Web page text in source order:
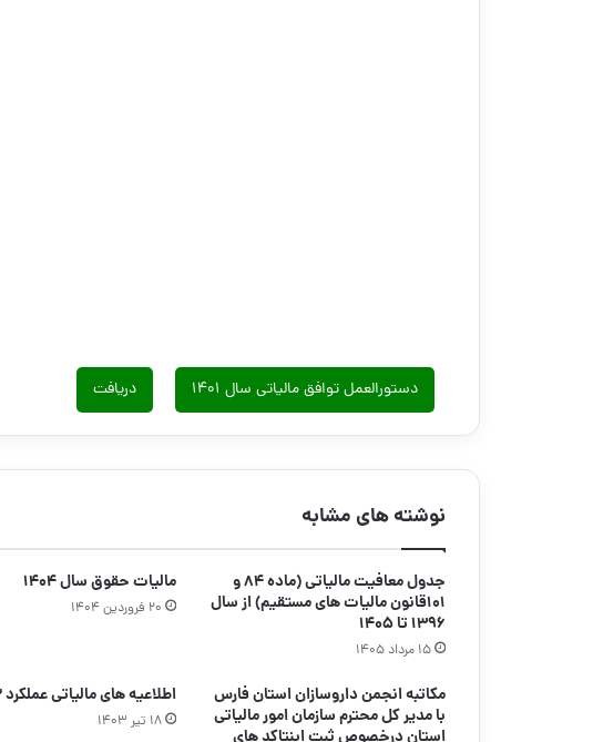
دستورالعمل توافق مالیاتی سال ۱۴۰۱ دریافت
نوشته های مشابه
جدول معافیت مالیاتی (ماده ۸۴ و
۱۰۱قانون مالیات های مستقیم) از سال
۱۳۹۶ تا ۱۴۰۵
۱۵ مرداد ۱۴۰۵
مالیات حقوق سال ۱۴۰۴
۲۰ فروردین ۱۴۰۴
مکاتبه انجمن داروسازان استان فارس
با مدیر کل محترم سازمان امور مالیاتی
استان درخصوص ثبت اینتاکد های
اطلاعیه های مالیاتی عملکرد ۱۴۰۲
۱۸ تیر ۱۴۰۳